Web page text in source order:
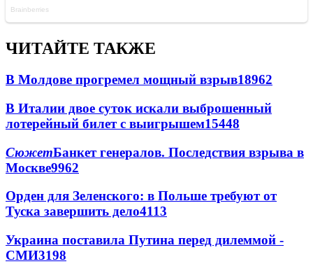
ЧИТАЙТЕ ТАКЖЕ
В Молдове прогремел мощный взрыв18962
В Италии двое суток искали выброшенный
лотерейный билет с выигрышем15448
СюжетБанкет генералов. Последствия взрыва в
Москве9962
Орден для Зеленского: в Польше требуют от
Туска завершить дело4113
Украина поставила Путина перед дилеммой -
СМИ3198